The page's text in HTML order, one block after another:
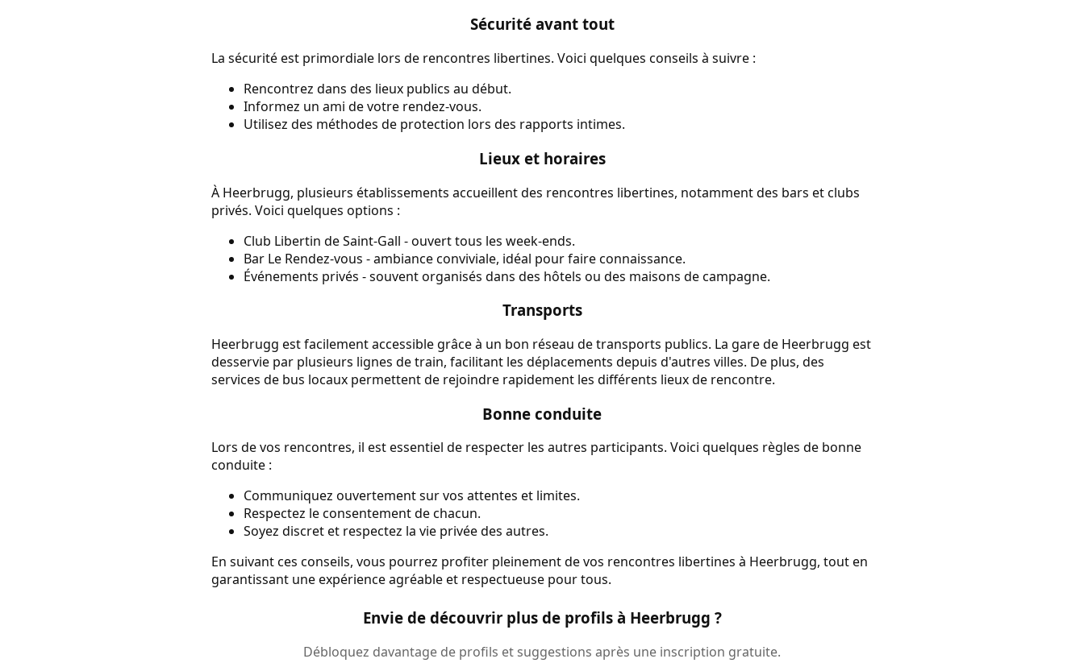
Sécurité avant tout
La sécurité est primordiale lors de rencontres libertines. Voici quelques conseils à suivre :
Rencontrez dans des lieux publics au début.
Informez un ami de votre rendez-vous.
Utilisez des méthodes de protection lors des rapports intimes.
Lieux et horaires
À Heerbrugg, plusieurs établissements accueillent des rencontres libertines, notamment des bars et clubs
privés. Voici quelques options :
Club Libertin de Saint-Gall - ouvert tous les week-ends.
Bar Le Rendez-vous - ambiance conviviale, idéal pour faire connaissance.
Événements privés - souvent organisés dans des hôtels ou des maisons de campagne.
Transports
Heerbrugg est facilement accessible grâce à un bon réseau de transports publics. La gare de Heerbrugg est
desservie par plusieurs lignes de train, facilitant les déplacements depuis d'autres villes. De plus, des
services de bus locaux permettent de rejoindre rapidement les différents lieux de rencontre.
Bonne conduite
Lors de vos rencontres, il est essentiel de respecter les autres participants. Voici quelques règles de bonne
conduite :
Communiquez ouvertement sur vos attentes et limites.
Respectez le consentement de chacun.
Soyez discret et respectez la vie privée des autres.
En suivant ces conseils, vous pourrez profiter pleinement de vos rencontres libertines à Heerbrugg, tout en
garantissant une expérience agréable et respectueuse pour tous.
Envie de découvrir plus de profils à Heerbrugg ?
Débloquez davantage de profils et suggestions après une inscription gratuite.